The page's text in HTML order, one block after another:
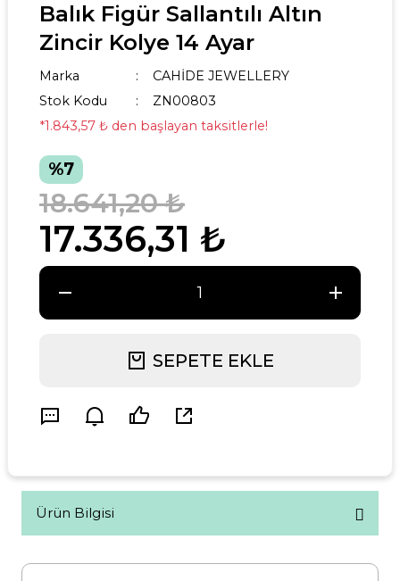
Balık Figür Sallantılı Altın
Zincir Kolye 14 Ayar
Marka
CAHİDE JEWELLERY
Stok Kodu
ZN00803
*1.843,57 ₺ den başlayan taksitlerle!
%7
17.336,31 ₺
18.641,20 ₺
SEPETE EKLE
Ürün Bilgisi